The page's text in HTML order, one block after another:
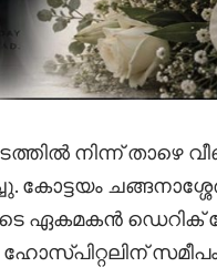
നിന്ന് താഴെ
കോട്ടയം
ഏകമകൻ
സമീപം